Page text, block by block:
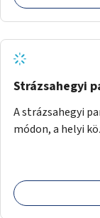
Strázsahegyi
A strázsahegyi
módon, a helyi